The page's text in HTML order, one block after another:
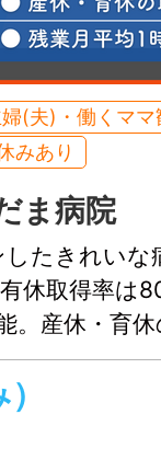
(夫)・働くママ
みあり
ま病院
たきれいな
休取得率は
。産休・育
環境です。
おり、精神